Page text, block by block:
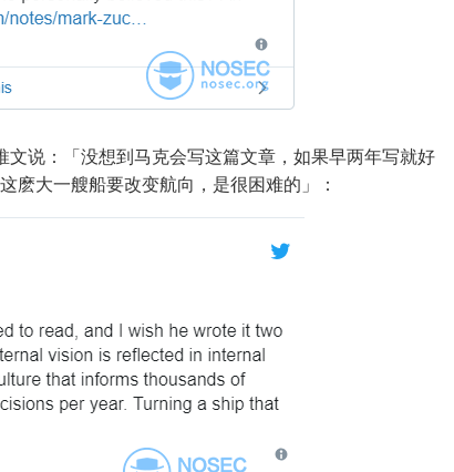
说：「没想到马克会写这篇文章，如果早两年写就好
麽大一艘船要改变航向，是很困难的」：